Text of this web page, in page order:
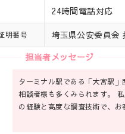
24時間電話対応
明番号
埼玉県公安委員会
担当者メッセージ
ターミナル駅である「大宮駅
相談者様も多くみられます。
の経験と高度な調査技術で、